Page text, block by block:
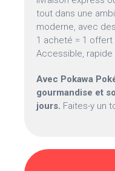
tout dans une
moderne, avec
1 acheté = 1 offert
Accessible,
Avec Pokawa
gourmandise et
jours. Faites-y un